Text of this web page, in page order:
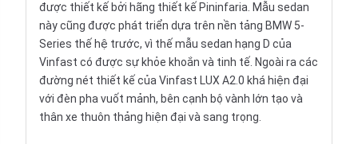
được thiết kế bởi hãng thiết kế Pininfaria. Mẫu sedan
này cũng được phát triển dựa trên nền tảng BMW 5-
Series thế hệ trước, vì thế mẫu sedan hạng D của
Vinfast có được sự khỏe khoắn và tinh tế. Ngoài ra các
đường nét thiết kế của Vinfast LUX A2.0 khá hiện đại
với đèn pha vuốt mảnh, bên cạnh bộ vành lớn tạo và
thân xe thuôn thảng hiện đại và sang trọng.